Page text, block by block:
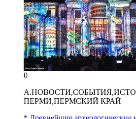
0
ПЕРМИ,ПЕРМСКИЙ КРАЙ